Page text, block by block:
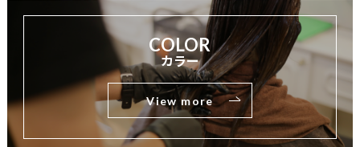
COLOR
カラー
View more